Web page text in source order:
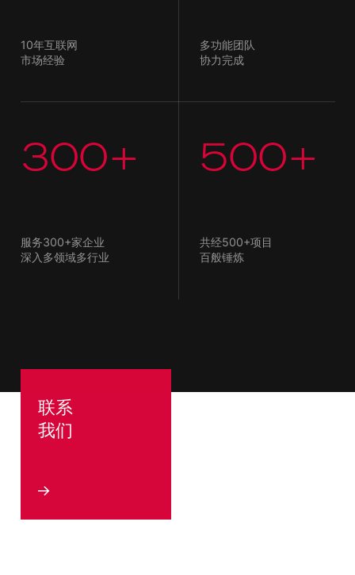
10年互联网
市场经验
多功能团队
协力完成
300+
服务300+家企业
深入多领域多行业
500+
共经500+项目
百般锤炼
联系
我们